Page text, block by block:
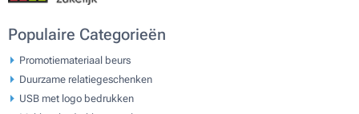
Populaire Categorieën
Promotiemateriaal beurs
Duurzame relatiegeschenken
USB met logo bedrukken